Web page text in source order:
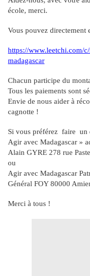
école, merci.
Vous pouvez directement
https://www.leetchi.com/
madagascar
Chacun participe du
Tous les paiements sont
Envie de nous aider à
cagnotte !
Si vous préférez faire un
Agir avec Madagascar »
Alain GYRE 278 rue
ou
Agir avec Madagascar
Général FOY 80000
Merci à tous !